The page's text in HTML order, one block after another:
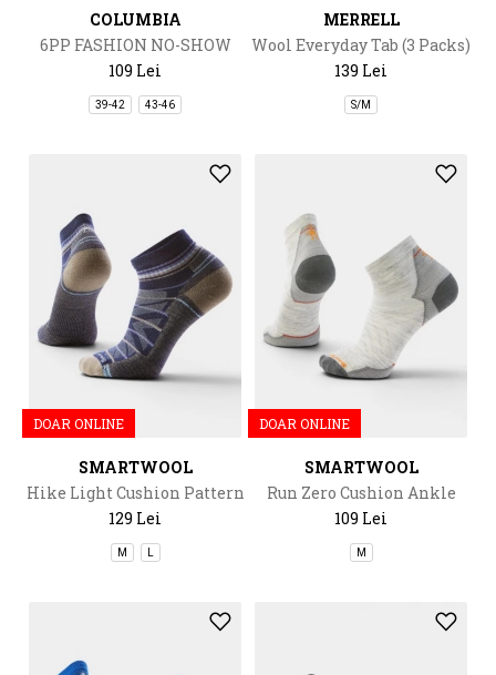
COLUMBIA
6PP FASHION NO-SHOW
WITH PIQUE FOOTBED
109 Lei
39-42 43-46
MERRELL
Wool Everyday Tab (3 Packs)
139 Lei
S/M
DOAR ONLINE
SMARTWOOL
Hike Light Cushion Pattern
Ankle Socks Hike
129 Lei
M
DOAR ONLINE
SMARTWOOL
Run Zero Cushion Ankle
Socks
109 Lei
M